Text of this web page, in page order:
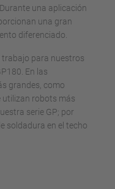
una aplicación
una gran
diferenciado.
trabajo para nuestros
En las
grandes, como
utilizan robots más
serie GP; por
soldadura en el techo